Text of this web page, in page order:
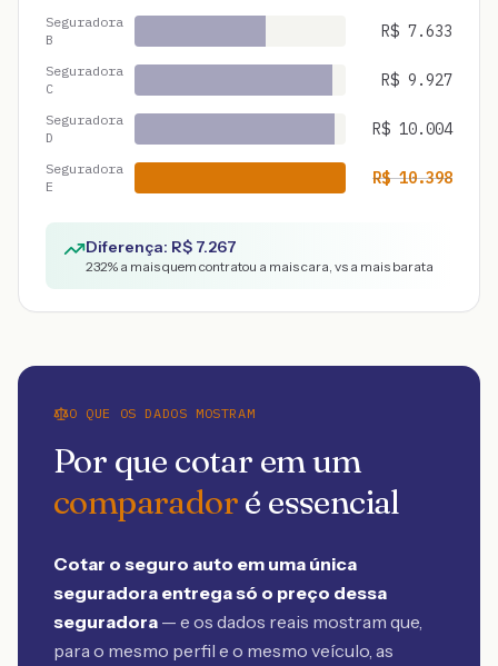
Seguradora
B
R$ 7.633
Seguradora
C
R$ 9.927
Seguradora
D
R$ 10.004
Seguradora
E
R$10.398
Diferença: R$ 7.267
232% a mais quem contratou a mais cara, vs a mais barata
O QUE OS DADOS MOSTRAM
Por que cotar em um
comparadoré essencial
Cotar o seguro auto em uma única
seguradora entrega só o preço dessa
seguradora — e os dados reais mostram que,
para o mesmo perfil e o mesmo veículo, as